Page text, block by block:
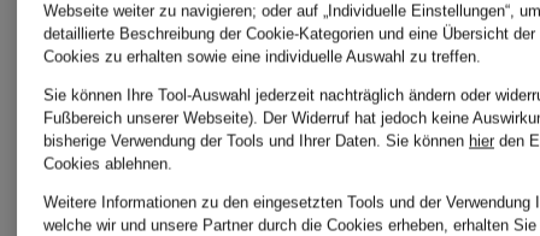
Weitere Marken
Webseite weiter zu navigieren; oder auf „Individuelle Einstellungen“,
detaillierte Beschreibung der Cookie-Kategorien und eine Übersicht
Cookies zu erhalten sowie eine individuelle Auswahl zu treffen.
Sie können Ihre Tool-Auswahl jederzeit nachträglich ändern oder
Fußbereich unserer Webseite). Der Widerruf hat jedoch keine
bisherige Verwendung der Tools und Ihrer Daten. Sie können hier den
Cookies ablehnen.
Weitere Informationen zu den eingesetzten Tools und der Verwendung
welche wir und unsere Partner durch die Cookies erheben, erhalten